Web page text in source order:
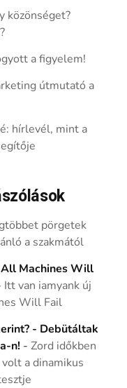
közönséget?
a figyelem!
útmutató a
hírlevél, mint a
pörgetek
a szakmától
Machines Will
Itt van iamyank új
Will Fail
- Debütáltak
n! -Zord időkben
a dinamikus